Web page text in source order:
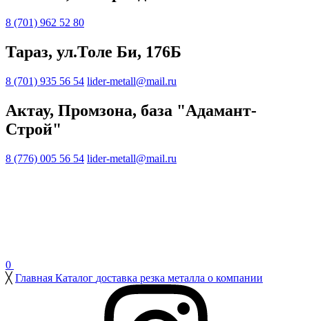
8 (701) 962 52 80
Тараз, ул.Толе Би, 176Б
8 (701) 935 56 54 lider-metall@mail.ru
Актау, Промзона, база "Адамант-
Строй"
8 (776) 005 56 54 lider-metall@mail.ru
0
╳ Главная Каталог доставка резка металла о компании